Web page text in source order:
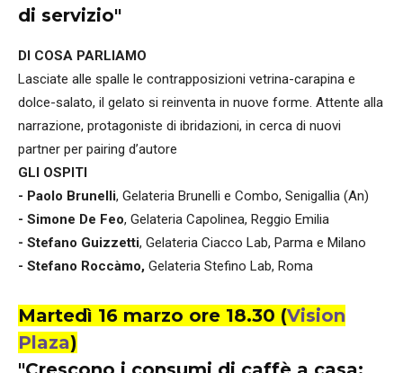
di servizio"
DI COSA PARLIAMO
Lasciate alle spalle le contrapposizioni vetrina-carapina e
dolce-salato, il gelato si reinventa in nuove forme. Attente alla
narrazione, protagoniste di ibridazioni, in cerca di nuovi
partner per pairing d’autore
GLI OSPITI
- Paolo Brunelli, Gelateria Brunelli e Combo, Senigallia (An)
- Simone De Feo, Gelateria Capolinea, Reggio Emilia
- Stefano Guizzetti, Gelateria Ciacco Lab, Parma e Milano
- Stefano Roccàmo, Gelateria Stefino Lab, Roma
Martedì 16 marzo ore 18.30 (Vision
Plaza)